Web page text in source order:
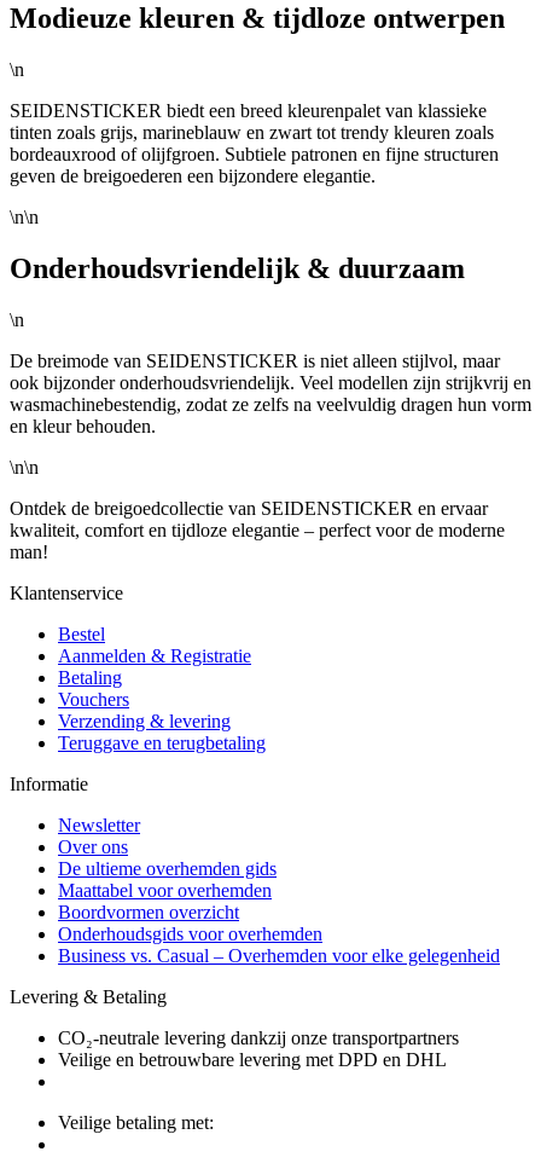
Modieuze kleuren & tijdloze ontwerpen
\n
SEIDENSTICKER biedt een breed kleurenpalet van klassieke
tinten zoals grijs, marineblauw en zwart tot trendy kleuren zoals
bordeauxrood of olijfgroen. Subtiele patronen en fijne structuren
geven de breigoederen een bijzondere elegantie.
\n\n
Onderhoudsvriendelijk & duurzaam
\n
De breimode van SEIDENSTICKER is niet alleen stijlvol, maar
ook bijzonder onderhoudsvriendelijk. Veel modellen zijn strijkvrij en
wasmachinebestendig, zodat ze zelfs na veelvuldig dragen hun vorm
en kleur behouden.
\n\n
Ontdek de breigoedcollectie van SEIDENSTICKER en ervaar
kwaliteit, comfort en tijdloze elegantie – perfect voor de moderne
man!
Klantenservice
Bestel
Aanmelden & Registratie
Betaling
Vouchers
Verzending & levering
Teruggave en terugbetaling
Informatie
Newsletter
Over ons
De ultieme overhemden gids
Maattabel voor overhemden
Boordvormen overzicht
Onderhoudsgids voor overhemden
Business vs. Casual – Overhemden voor elke gelegenheid
Levering & Betaling
CO₂-neutrale levering dankzij onze transportpartners
Veilige en betrouwbare levering met DPD en DHL
Veilige betaling met: